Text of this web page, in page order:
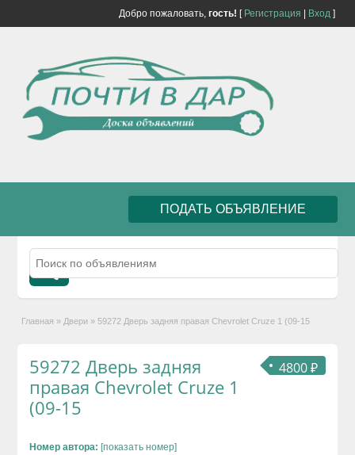
Добро пожаловать, гость! [ Регистрация Вход]
ПОДАТЬ ОБЪЯВЛЕНИЕ
Главная » Двери » 59272 Дверь задняя правая Chevrolet Cruze 1 (09-15
4800 ₽
59272 Дверь задняя
правая Chevrolet Cruze 1
(09-15
Номер автора: [показать номер]